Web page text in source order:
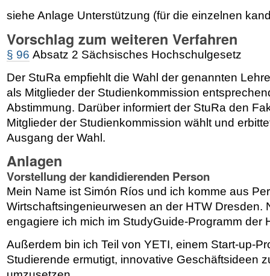
siehe Anlage Unterstützung (für die einzelnen
Vorschlag zum weiteren Verfahren
§ 96 Absatz 2 Sächsisches Hochschulgesetz
Der StuRa empfiehlt die Wahl der genannten
als Mitglieder der Studienkommission
Abstimmung. Darüber informiert der StuRa den
Mitglieder der Studienkommission wählt und
Ausgang der Wahl.
Anlagen
Vorstellung der kandidierenden Person
Mein Name ist Simón Ríos und ich komme aus
Wirtschaftsingenieurwesen an der HTW Dresden.
engagiere ich mich im StudyGuide-Programm der
Außerdem bin ich Teil von YETI, einem Start-up-
Studierende ermutigt, innovative Geschäftsideen